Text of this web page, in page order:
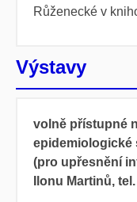
Růženecké v
Výstavy
volně přístupné
epidemiologické
(pro upřesnění
Ilonu Martinů,